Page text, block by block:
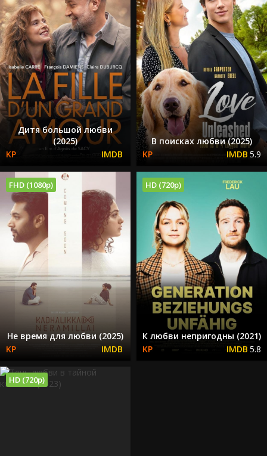
Дитя большой любви
(2025)
В поисках любви (2025)
5.9
FHD (1080p)
Не время для любви (2025)
HD (720p)
К любви непригодны (2021)
5.8
HD (720p)